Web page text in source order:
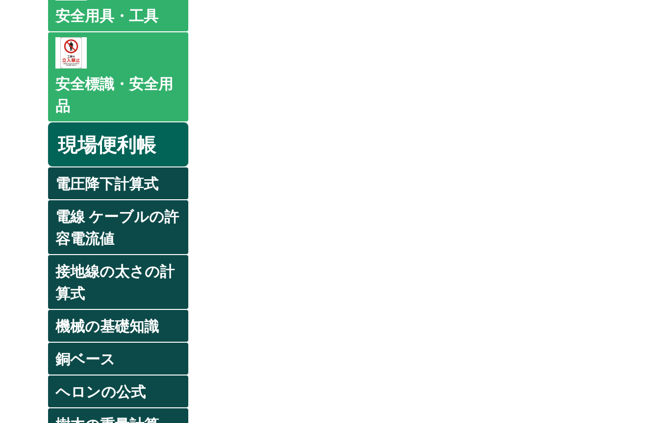
安全用具・工具
安全標識・安全用
品
現場便利帳
電圧降下計算式
電線 ケーブルの許
容電流値
接地線の太さの計
算式
機械の基礎知識
銅ベース
ヘロンの公式